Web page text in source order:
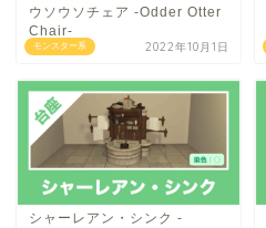
モンスター系
ウソウソチェア -Odder Otter
Chair-
2022年10月1日
シャーレアン・シンク -